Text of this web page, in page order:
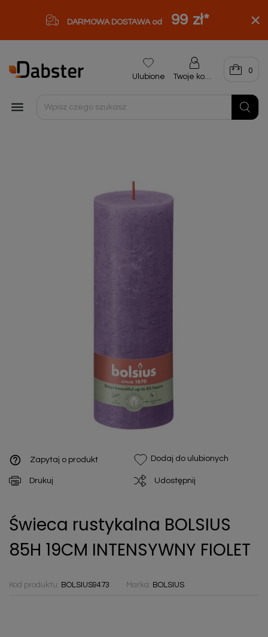
DARMOWA DOSTAWA od 99 zł*

Ulubione Twoje konto
0
help_outline Zapytaj o produkt Dodaj do ulubionych
Drukuj Udostępnij
Świeca rustykalna BOLSIUS
85H 19CM INTENSYWNY FIOLET
Kod produktu: BOLSIUS9473 Marka: BOLSIUS